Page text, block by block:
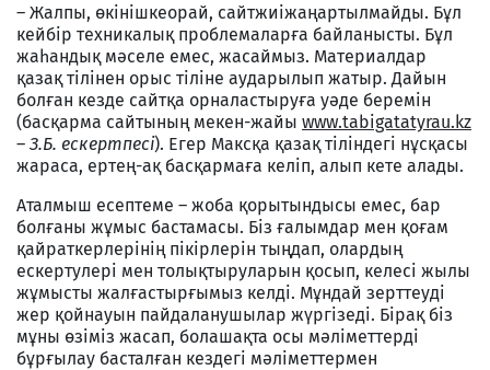
– Жалпы, өкінішкеорай, сайтжиіжаңартылмайды. Бұл
кейбір техникалық проблемаларға байланысты. Бұл
жаһандық мәселе емес, жасаймыз. Материалдар
қазақ тілінен орыс тіліне аударылып жатыр. Дайын
болған кезде сайтқа орналастыруға уәде беремін
(басқарма сайтының мекен-жайы www.tabigatatyrau.kz
– З.Б. ескертпесі). Егер Максқа қазақ тіліндегі нұсқасы
жараса, ертең-ақ басқармаға келіп, алып кете алады.
Аталмыш есептеме – жоба қорытындысы емес, бар
болғаны жұмыс бастамасы. Біз ғалымдар мен қоғам
қайраткерлерінің пікірлерін тыңдап, олардың
ескертулері мен толықтыруларын қосып, келесі жылы
жұмысты жалғастырғымыз келді. Мұндай зерттеуді
жер қойнауын пайдаланушылар жүргізеді. Бірақ біз
мұны өзіміз жасап, болашақта осы мәліметтерді
бұрғылау басталған кездегі мәліметтермен